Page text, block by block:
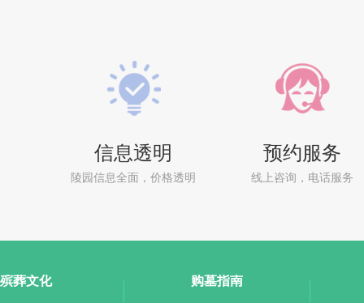
信息透明
陵园信息全面，价格透明
预约服务
线上咨询，电话服务
殡葬文化 购墓指南